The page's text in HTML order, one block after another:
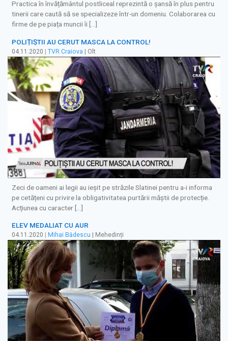
Practica în învățământul postliceal reprezintă o șansă în plus pentru
tinerii care caută să se specializeze într-un domeniu. Colaborarea cu
firme de pe piața muncii îi […]
POLIȚIȘTII AU CERUT MASCA LA CONTROL!
04.11.2020 | TVR Craiova | Olt
Zeci de oameni ai legii au ieșit pe străzile Slatinei pentru a-i informa
pe cetățeni cu privire la obligativitatea purtării măștii de protecție.
Acțiunea cu caracter […]
ELEV MEDALIAT CU AUR
04.11.2020 Mihai Bădescu | Mehedinți